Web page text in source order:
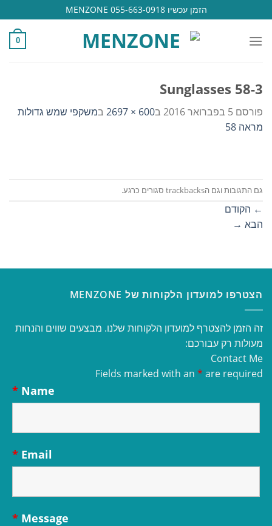
to
content
הזמן עכשיו 055-663-0918 MENZONE
0
Sunglasses 58-3
פורסם 5 בפברואר 2016 ב600 × 2697 במשקפי שמש גדולות
מראה 58
גם התגובות וגם הtrackbacks סגורים כרגע.
← הקודם
הבא →
הצטרפו למועדון הלקוחות של MENZONE
זה הזמן להצטרף למועדון הלקוחות שלנו. מבצעים שווים והנחות
מעולות רק עבורכם:
Contact Me
Fields marked with an * are required
Name
*
Email
*
Message
*